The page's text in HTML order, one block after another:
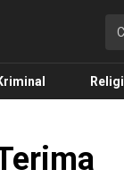
Religi